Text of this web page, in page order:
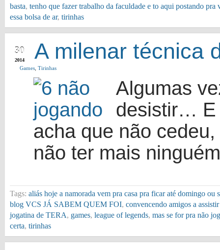
basta, tenho que fazer trabalho da faculdade e to aqui postando pra
essa bolsa de ar, tirinhas
30
2014 A milenar técnica
Games Tirinhas
Algumas
desistir… E
acha que não
não ter mais
Tags: aliás hoje a namorada vem pra casa pra ficar até domingo ou
blog VCS JÁ SABEM QUEM FOI, convencendo amigos a
jogatina de TERA, games, league of legends, mas se for pra não
certa, tirinhas